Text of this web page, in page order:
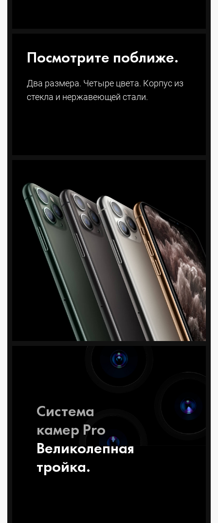
Посмотрите поближе.
Два размера. Четыре цвета. Корпус из
стекла и нержавеющей стали.
Система
камер Pro
Великолеп­ная
тройка.